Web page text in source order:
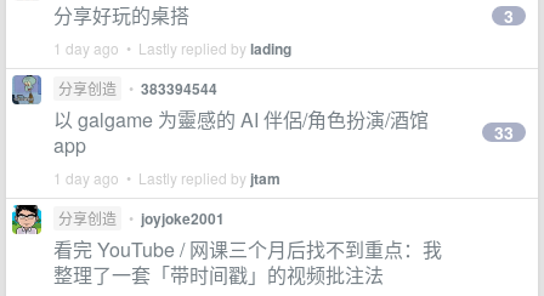
分享好玩的桌搭
1 day ago • Lastly replied bylading
3
分享创造 • 383394544
以 galgame 为靈感的 AI 伴侶/角色扮演/酒馆
app
1 day ago • Lastly replied by jtam
33
分享创造 • joyjoke2001
看完 YouTube / 网课三个月后找不到重点：我
整理了一套「带时间戳」的视频批注法